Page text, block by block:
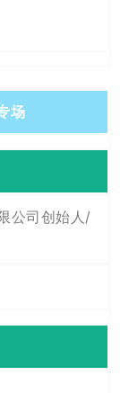
场
公司创始人/